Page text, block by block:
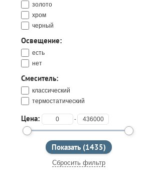
золото
хром
черный
Освещение:
есть
нет
Смеситель:
классический
термостатический
Цена: -
Сбросить фильтр